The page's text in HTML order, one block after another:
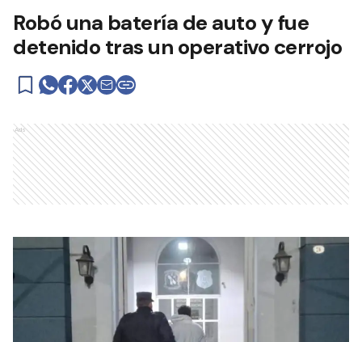
Robó una batería de auto y fue
detenido tras un operativo cerrojo
Ads